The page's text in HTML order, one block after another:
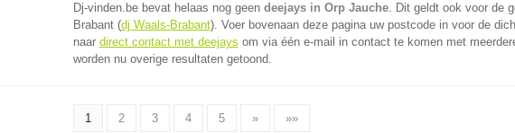
Dj-vinden.be bevat helaas nog geen deejays in Orp Jauche. Dit geldt ook voor de
Brabant (dj Waals-Brabant). Voer bovenaan deze pagina uw postcode in voor de
naar direct contact met deejays om via één e-mail in contact te komen met
worden nu overige resultaten getoond.
1 2 3 4 5 » »»